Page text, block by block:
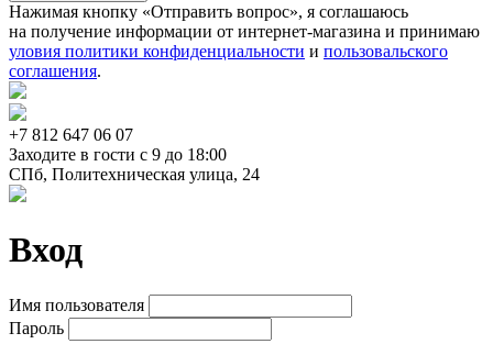
Нажимая кнопку «Отправить вопрос», я соглашаюсь
на получение информации от интернет-магазина и принимаю
уловия политики конфиденциальности и пользовальского
соглашения.
+7 812 647 06 07
Заходите в гости c 9 до 18:00
СПб, Политехническая улица, 24
Вход
Имя пользователя
Пароль